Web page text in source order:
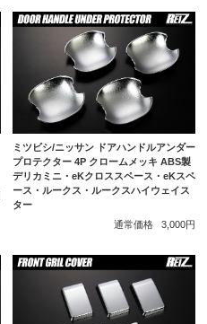
ミツビシ/ニッサン ドアハンドルアンダー
プロテクター 4P クロームメッキ ABS製
デリカミニ・eKクロススペース・eKスペ
ース・ルークス・ルークスハイウェイス
ター
通常価格
3,000円